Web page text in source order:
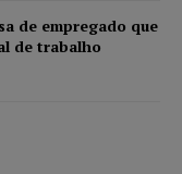
de empregado que
de trabalho